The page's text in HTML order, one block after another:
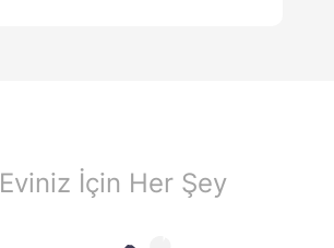
Eviniz İçin Her Şey